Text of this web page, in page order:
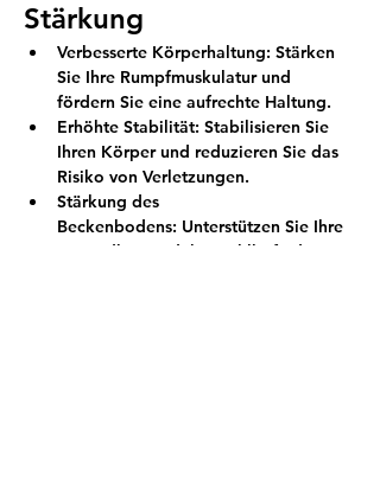
Stärkung
Verbesserte Körperhaltung: Stärken
Sie Ihre Rumpfmuskulatur und
fördern Sie eine aufrechte Haltung.
Erhöhte Stabilität: Stabilisieren Sie
Ihren Körper und reduzieren Sie das
Risiko von Verletzungen.
Stärkung des
Beckenbodens: Unterstützen Sie Ihre
Gesundheit und Ihr Wohlbefinden